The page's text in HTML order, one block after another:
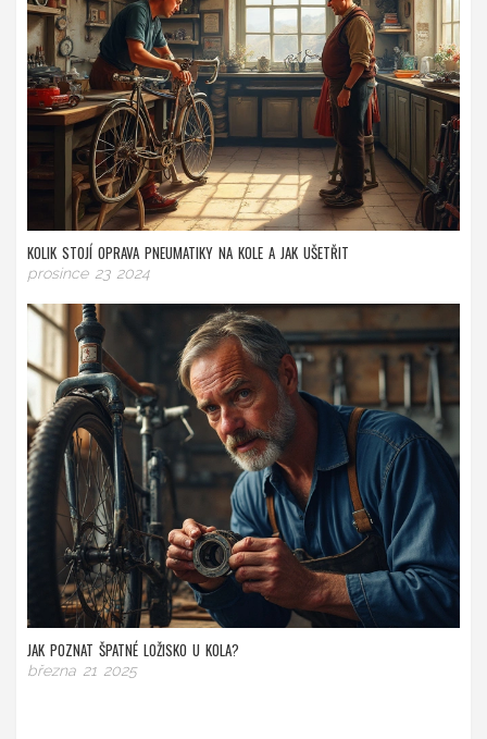
KOLIK STOJÍ OPRAVA PNEUMATIKY NA KOLE A JAK UŠETŘIT
prosince 23 2024
JAK POZNAT ŠPATNÉ LOŽISKO U KOLA?
března 21 2025